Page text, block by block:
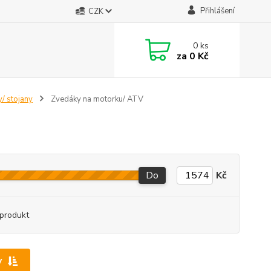
CZK Přihlášení
0ks
za 0 Kč
stojany Zvedáky na motorku/ ATV
Do Kč